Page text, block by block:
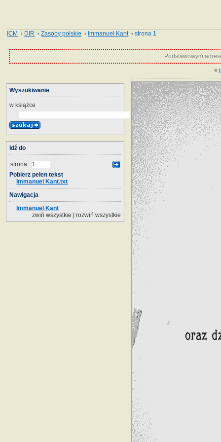
ICM › DIR ›Zasoby polskie › Immanuel Kant› strona 1
Podstawowym
«
Wyszukiwanie
w książce
Idź do
strona:
Pobierz pełen tekst
Immanuel Kant.txt
Nawigacja
Immanuel Kant
zwiń wszystkie | rozwiń wszystkie